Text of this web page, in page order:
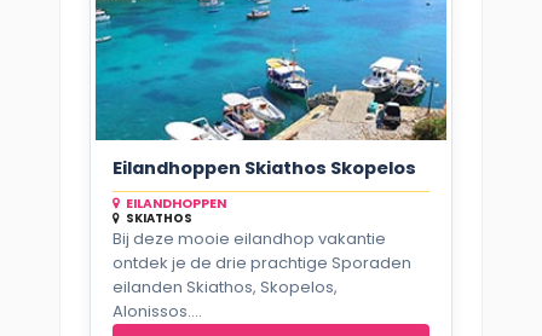
Eilandhoppen Skiathos Skopelos
EILANDHOPPEN
SKIATHOS
Bij deze mooie eilandhop vakantie
ontdek je de drie prachtige Sporaden
eilanden Skiathos, Skopelos,
Alonissos....